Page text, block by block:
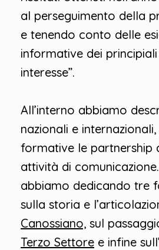
al perseguimento della
e tenendo conto delle
informative dei
interesse”.
All’interno abbiamo
nazionali e
formative le partnership
attività di
abbiamo dedicando tre
sulla storia e
Canossiano, sul
Terzo Settore e infine